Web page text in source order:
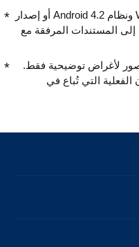
يعتمد التوافق على اعتماد Wifi Miracast ونظام Android 4.2 أو إصدار
المستندات المرفقة مع
لأغراض توضيحية فقط.
الفعلية التي تُباع في